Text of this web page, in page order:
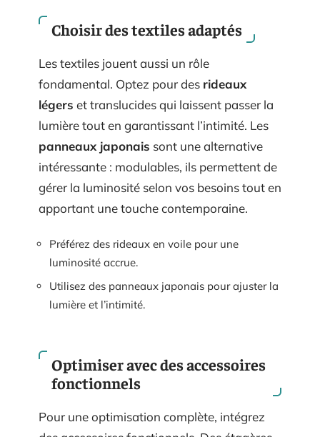
Choisir des textiles adaptés
Les textiles jouent aussi un rôle
fondamental. Optez pour des rideaux
légers et translucides qui laissent passer la
lumière tout en garantissant l’intimité. Les
panneaux japonais sont une alternative
intéressante : modulables, ils permettent de
gérer la luminosité selon vos besoins tout en
apportant une touche contemporaine.
Préférez des rideaux en voile pour une
luminosité accrue.
Utilisez des panneaux japonais pour ajuster la
lumière et l’intimité.
Optimiser avec des accessoires
fonctionnels
Pour une optimisation complète, intégrez